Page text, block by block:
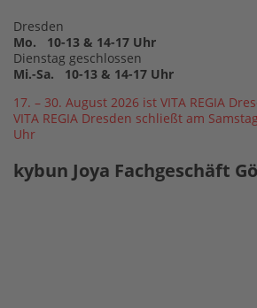
Dresden
Mo. 10-13 & 14-17 Uhr
Dienstag geschlossen
Mi.-Sa. 10-13 & 14-17 Uhr
17. – 30. August 2026 ist VITA REGIA
VITA REGIA Dresden schließt am
Uhr
kybun Joya Fachgeschäft